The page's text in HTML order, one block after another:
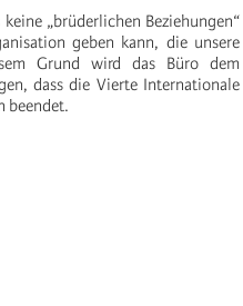
„brüderlichen Beziehungen“
geben kann, die unsere
Grund wird das Büro dem
dass die Vierte Internationale
beendet.